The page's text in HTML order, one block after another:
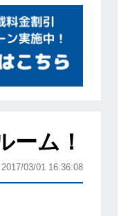
ーム！
2017/03/01 16:36:08